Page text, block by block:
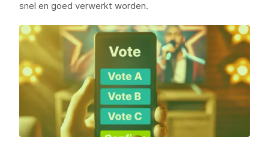
snel en goed verwerkt worden.